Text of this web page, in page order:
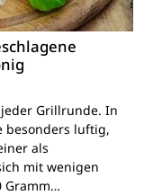
Grillrunde. In
besonders luftig,
als
mit wenigen
Gramm…